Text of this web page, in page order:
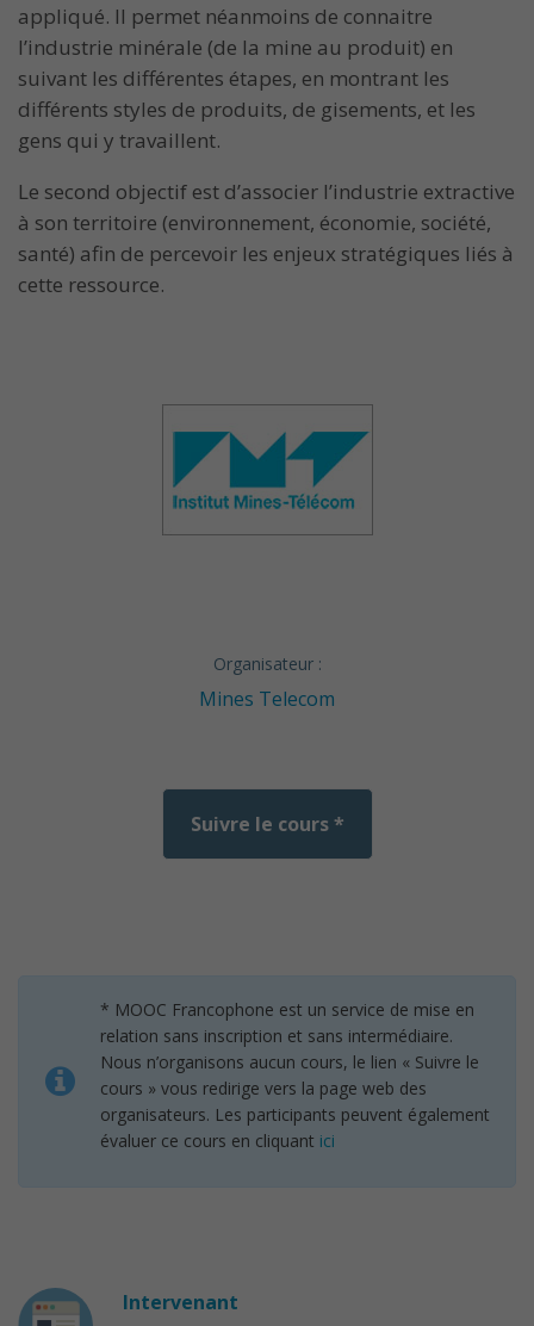
appliqué. Il permet néanmoins de connaitre
l’industrie minérale (de la mine au produit) en
suivant les différentes étapes, en montrant les
différents styles de produits, de gisements, et les
gens qui y travaillent.
Le second objectif est d’associer l’industrie extractive
à son territoire (environnement, économie, société,
santé) afin de percevoir les enjeux stratégiques liés à
cette ressource.
Organisateur :
Mines Telecom
Suivre le cours *
* MOOC Francophone est un service de mise en
relation sans inscription et sans intermédiaire.
Nous n’organisons aucun cours, le lien « Suivre le
cours » vous redirige vers la page web des
organisateurs. Les participants peuvent également
évaluer ce cours en cliquant ici
Intervenant